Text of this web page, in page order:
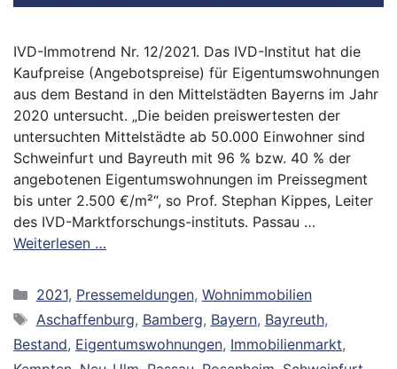
IVD-Immotrend Nr. 12/2021. Das IVD-Institut hat die
Kaufpreise (Angebotspreise) für Eigentumswohnungen
aus dem Bestand in den Mittelstädten Bayerns im Jahr
2020 untersucht. „Die beiden preiswertesten der
untersuchten Mittelstädte ab 50.000 Einwohner sind
Schweinfurt und Bayreuth mit 96 % bzw. 40 % der
angebotenen Eigentumswohnungen im Preissegment
bis unter 2.500 €/m²“, so Prof. Stephan Kippes, Leiter
des IVD-Marktforschungs-instituts. Passau …
Weiterlesen …
Kategorien
2021, Pressemeldungen, Wohnimmobilien
Schlagwörter
Aschaffenburg, Bamberg, Bayern, Bayreuth,
Bestand, Eigentumswohnungen, Immobilienmarkt,